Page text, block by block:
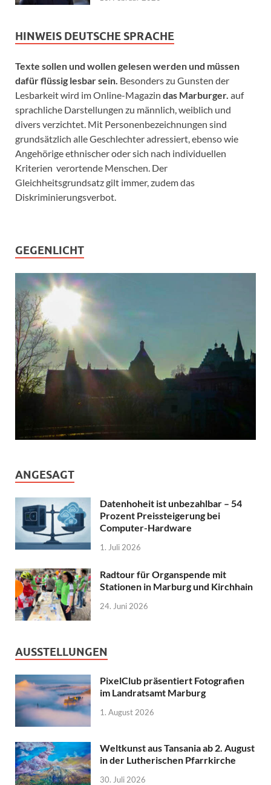
HINWEIS DEUTSCHE SPRACHE
Texte sollen und wollen gelesen werden und müssen
dafür flüssig lesbar sein. Besonders zu Gunsten der
Lesbarkeit wird im Online-Magazin das Marburger. auf
sprachliche Darstellungen zu männlich, weiblich und
divers verzichtet. Mit Personenbezeichnungen sind
grundsätzlich alle Geschlechter adressiert, ebenso wie
Angehörige ethnischer oder sich nach individuellen
Kriterien verortende Menschen. Der
Gleichheitsgrundsatz gilt immer, zudem das
Diskriminierungsverbot.
GEGENLICHT
ANGESAGT
Datenhoheit ist unbezahlbar – 54
Prozent Preissteigerung bei
Computer-Hardware
1. Juli 2026
Radtour für Organspende mit
Stationen in Marburg und Kirchhain
24. Juni 2026
AUSSTELLUNGEN
PixelClub präsentiert Fotografien
im Landratsamt Marburg
1. August 2026
Weltkunst aus Tansania ab 2. August
in der Lutherischen Pfarrkirche
30. Juli 2026